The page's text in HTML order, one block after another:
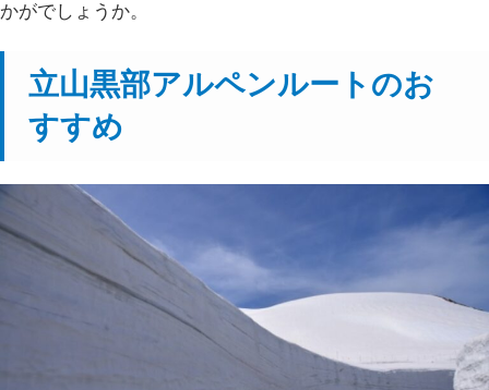
かがでしょうか。
立山黒部アルペンルートのお
すすめ